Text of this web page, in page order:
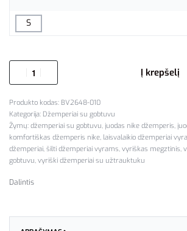
S
Į krepšelį
BV2648-010
Kategorija: Džemperiai su gobtuvu
Žymų: džemperiai su gobtuvu, juodas nike džemperis,
komfortiškas džemperis nike, laisvalaikio džemperiai
džemperiai, šilti džemperiai vyrams, vyriškas megztinis,
gobtuvu, vyriški džemperiai su užtrauktuku
Dalintis